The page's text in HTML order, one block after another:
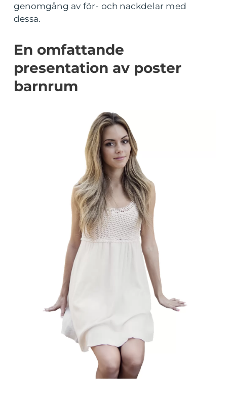
genomgång av för- och nackdelar med
dessa.
En omfattande
presentation av poster
barnrum